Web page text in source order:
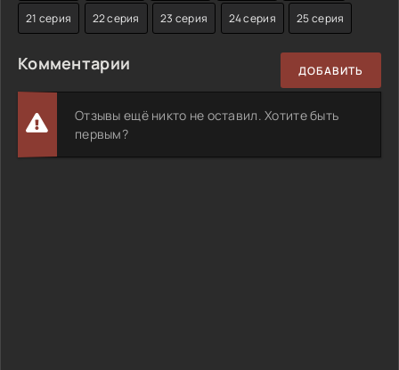
21 серия 22 серия 23 серия 24 серия 25 серия
Комментарии ДОБАВИТЬ
Отзывы ещё никто не оставил. Хотите быть
первым?